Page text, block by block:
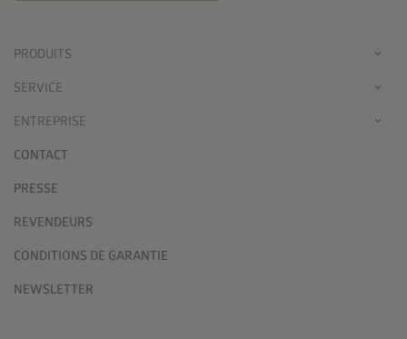
PRODUITS
SERVICE
ENTREPRISE
CONTACT
PRESSE
REVENDEURS
CONDITIONS DE GARANTIE
NEWSLETTER